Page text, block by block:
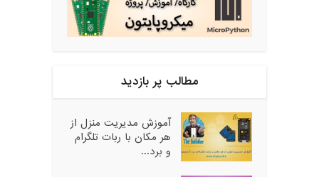
مطالب پر بازدید
آموزش مدیریت منزل از
هر مکان با ربات تلگرام
و برد...